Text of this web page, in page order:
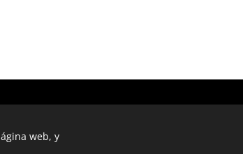
de Estudios Teatrales © 2022
web, y